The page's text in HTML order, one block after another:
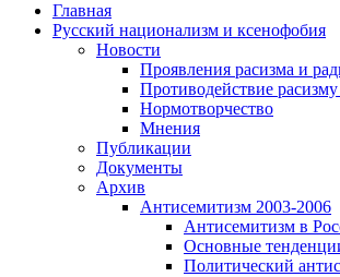
Главная
Русский национализм и ксенофобия
Новости
Проявления расизма и
Противодействие
Нормотворчество
Мнения
Публикации
Документы
Архив
Антисемитизм 2003-2006
Антисемитизм в
Основные
Политический